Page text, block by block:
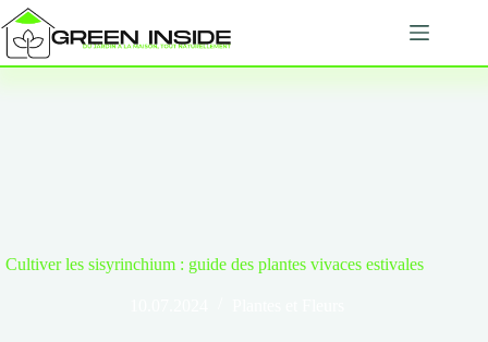
Passer
au
contenu
Cultiver les sisyrinchium : guide des plantes vivaces estivales